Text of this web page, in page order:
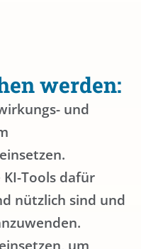
werden:
und
Tools dafür
nützlich sind und